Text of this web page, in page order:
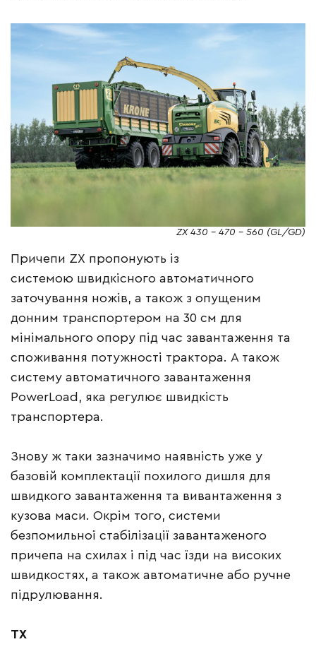
ZX 430 – 470 – 560 (GL/GD)
Причепи ZX пропонують із
системою швидкісного автоматичного
заточування ножів, а також з опущеним
донним транспортером на 30 см для
мінімального опору під час завантаження та
споживання потужності трактора. А також
систему автоматичного завантаження
PowerLoad, яка регулює швидкість
транспортера.
Знову ж таки зазначимо наявність уже у
базовій комплектації похилого дишля для
швидкого завантаження та вивантаження з
кузова маси. Окрім того, системи
безпомильної стабілізації завантаженого
причепа на схилах і під час їзди на високих
швидкостях, а також автоматичне або ручне
підрулювання.
TX